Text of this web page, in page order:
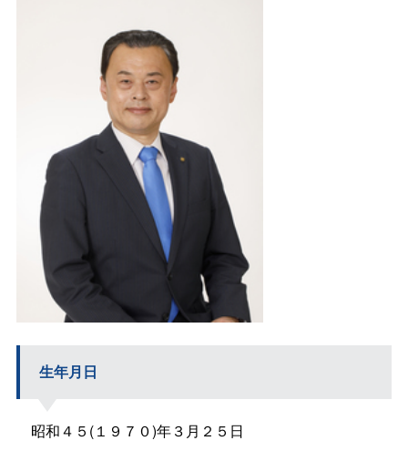
生年月日
昭和４５(１９７０)年３月２５日